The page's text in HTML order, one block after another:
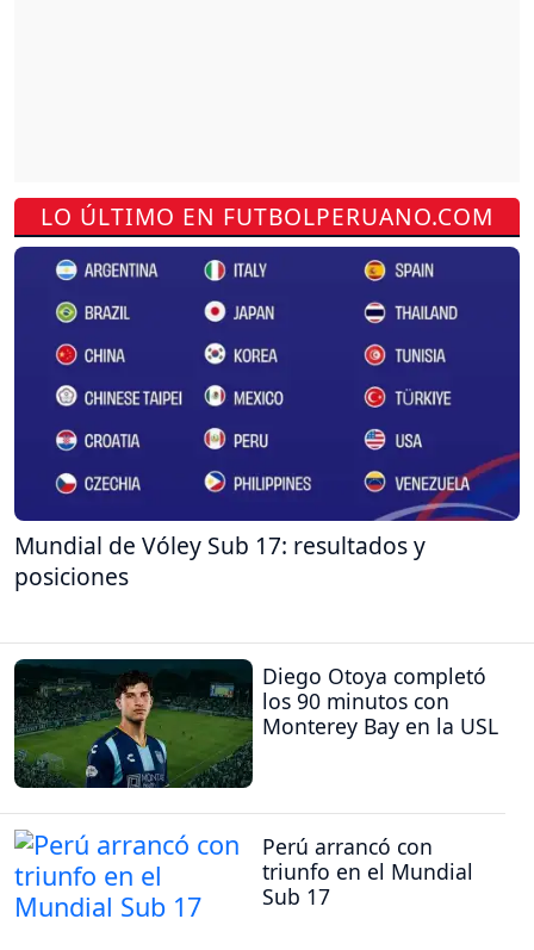
LO ÚLTIMO EN FUTBOLPERUANO.COM
Mundial de Vóley Sub 17: resultados y
posiciones
Diego Otoya completó
los 90 minutos con
Monterey Bay en la USL
Perú arrancó con
triunfo en el Mundial
Sub 17